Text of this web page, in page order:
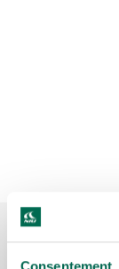
Consentement